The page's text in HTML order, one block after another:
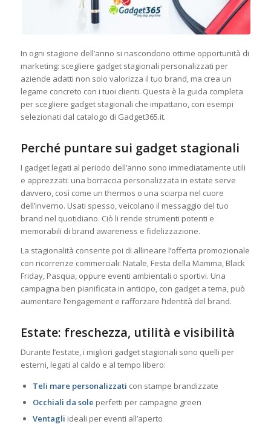
In ogni stagione dell’anno si nascondono ottime opportunità di
marketing: scegliere gadget stagionali personalizzati per
aziende adatti non solo valorizza il tuo brand, ma crea un
legame concreto con i tuoi clienti. Questa è la guida completa
per scegliere gadget stagionali che impattano, con esempi
selezionati dal catalogo di Gadget365.it.
Perché puntare sui gadget stagionali
I gadget legati al periodo dell’anno sono immediatamente utili
e apprezzati: una borraccia personalizzata in estate serve
davvero, così come un thermos o una sciarpa nel cuore
dell’inverno. Usati spesso, veicolano il messaggio del tuo
brand nel quotidiano. Ciò li rende strumenti potenti e
memorabili di brand awareness e fidelizzazione.
La stagionalità consente poi di allineare l’offerta promozionale
con ricorrenze commerciali: Natale, Festa della Mamma, Black
Friday, Pasqua, oppure eventi ambientali o sportivi. Una
campagna ben pianificata in anticipo, con gadget a tema, può
aumentare l’engagement e rafforzare l’identità del brand.
Estate: freschezza, utilità e visibilità
Durante l’estate, i migliori gadget stagionali sono quelli per
esterni, legati al caldo e al tempo libero:
Teli mare personalizzati con stampe brandizzate
Occhiali da sole perfetti per campagne green
Ventagli ideali per eventi all’aperto